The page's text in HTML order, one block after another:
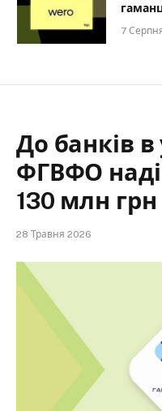
7
До банків в
ФГВФО
130 млн грн
28 Травня 2026